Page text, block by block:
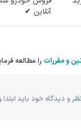
آنلاین ✔
و مقررات را مطالعه
و دیدگاه خود باید